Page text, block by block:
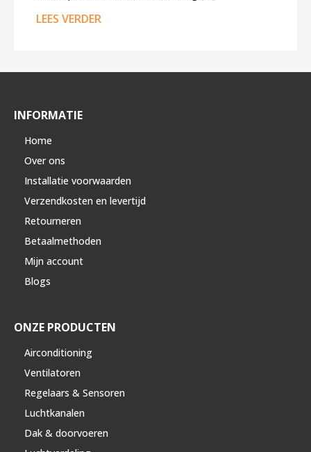
LEES VERDER
INFORMATIE
Home
Over ons
Installatie voorwaarden
Verzendkosten en levertijd
Retourneren
Betaalmethoden
Mijn account
Blogs
ONZE PRODUCTEN
Airconditioning
Ventilatoren
Regelaars & Sensoren
Luchtkanalen
Dak & doorvoeren